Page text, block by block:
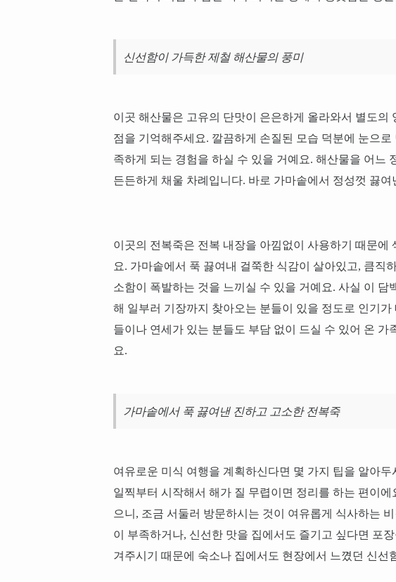
신선함이 가득한 제철 해산물의 풍미
이곳 해산물은 고유의 단맛이 은은하게 올라와서 별도의
점을 기억해주세요. 깔끔하게 손질된 모습 덕분에 눈으
족하게 되는 경험을 하실 수 있을 거예요. 해산물을 어느
든든하게 채울 차례입니다. 바로 가마솥에서 정성껏 끓여
이곳의 전복죽은 전복 내장을 아낌없이 사용하기 때문에
요. 가마솥에서 푹 끓여내 걸쭉한 식감이 살아있고, 큼직
소함이 폭발하는 것을 느끼실 수 있을 거예요. 사실 이 담
해 일부러 기장까지 찾아오는 분들이 있을 정도로 인기가
들이나 연세가 있는 분들도 부담 없이 드실 수 있어 온 가
요.
가마솥에서 푹 끓여낸 진하고 고소한 전복죽
여유로운 미식 여행을 계획하신다면 몇 가지 팁을 알아
일찍부터 시작해서 해가 질 무렵이면 정리를 하는 편이
으니, 조금 서둘러 방문하시는 것이 여유롭게 식사하는
이 부족하거나, 신선한 맛을 집에서도 즐기고 싶다면 포
겨주시기 때문에 숙소나 집에서도 현장에서 느꼈던 신선